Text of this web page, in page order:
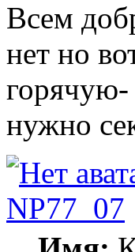
Всем
нет но
горячую-
нужно
NP77_07